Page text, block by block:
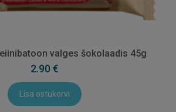
valges šokolaadis 45g
2.90 €
Lisa ostukorvi